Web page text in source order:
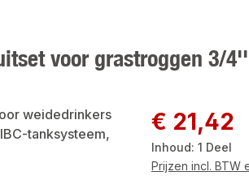
voor grastroggen 3/
Normale prijs:
€ 21,42
Inhoud: 1 Deel
Prijzen incl. BTW